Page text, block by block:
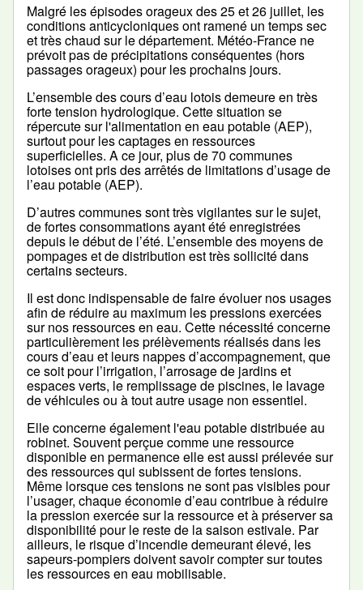
Malgré les épisodes orageux des 25 et 26 juillet, les
conditions anticycloniques ont ramené un temps sec
et très chaud sur le département. Météo-France ne
prévoit pas de précipitations conséquentes (hors
passages orageux) pour les prochains jours.
L’ensemble des cours d’eau lotois demeure en très
forte tension hydrologique. Cette situation se
répercute sur l'alimentation en eau potable (AEP),
surtout pour les captages en ressources
superficielles. A ce jour, plus de 70 communes
lotoises ont pris des arrêtés de limitations d’usage de
l’eau potable (AEP).
D’autres communes sont très vigilantes sur le sujet,
de fortes consommations ayant été enregistrées
depuis le début de l’été. L’ensemble des moyens de
pompages et de distribution est très sollicité dans
certains secteurs.
Il est donc indispensable de faire évoluer nos usages
afin de réduire au maximum les pressions exercées
sur nos ressources en eau. Cette nécessité concerne
particulièrement les prélèvements réalisés dans les
cours d’eau et leurs nappes d’accompagnement, que
ce soit pour l’irrigation, l’arrosage de jardins et
espaces verts, le remplissage de piscines, le lavage
de véhicules ou à tout autre usage non essentiel.
Elle concerne également l'eau potable distribuée au
robinet. Souvent perçue comme une ressource
disponible en permanence elle est aussi prélevée sur
des ressources qui subissent de fortes tensions.
Même lorsque ces tensions ne sont pas visibles pour
l’usager, chaque économie d’eau contribue à réduire
la pression exercée sur la ressource et à préserver sa
disponibilité pour le reste de la saison estivale. Par
ailleurs, le risque d’incendie demeurant élevé, les
sapeurs-pompiers doivent savoir compter sur toutes
les ressources en eau mobilisable.